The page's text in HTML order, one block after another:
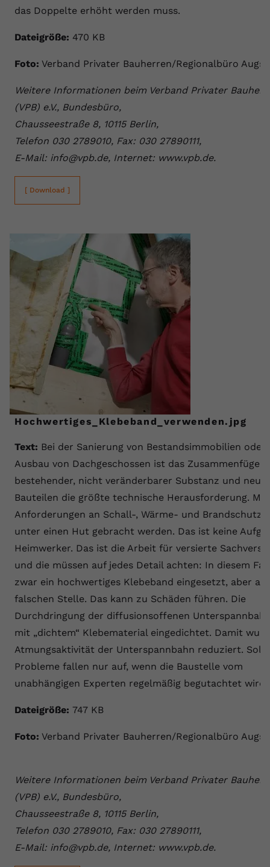
das Doppelte erhöht werden muss.
Dateigröße: 470 KB
Foto: Verband Privater Bauherren/Regionalbüro
Weitere Informationen beim Verband Privater
(VPB) e.V., Bundesbüro,
Chausseestraße 8, 10115 Berlin,
Telefon 030 2789010, Fax: 030 27890111,
E-Mail: info@vpb.de, Internet: www.vpb.de.
[ Download ]
Hochwertiges_Klebeband_verwenden.jpg
Text: Bei der Sanierung von Bestandsimmobilien oder
Ausbau von Dachgeschossen ist das Zusammenfügen
bestehender, nicht veränderbarer Substanz und
Bauteilen die größte technische Herausforderung.
Anforderungen an Schall-, Wärme- und Brandschutz
unter einen Hut gebracht werden. Das ist keine
Heimwerker. Das ist die Arbeit für versierte
und die müssen auf jedes Detail achten: In diesem
zwar ein hochwertiges Klebeband eingesetzt, aber an
falschen Stelle. Das kann zu Schäden führen. Die
Durchdringung der diffusionsoffenen
mit „dichtem“ Klebematerial eingedichtet. Damit
Atmungsaktivität der Unterspannbahn reduziert.
Probleme fallen nur auf, wenn die Baustelle vom
unabhängigen Experten regelmäßig begutachtet wird.
Dateigröße: 747 KB
Foto: Verband Privater Bauherren/Regionalbüro
Weitere Informationen beim Verband Privater
(VPB) e.V., Bundesbüro,
Chausseestraße 8, 10115 Berlin,
Telefon 030 2789010, Fax: 030 27890111,
E-Mail: info@vpb.de, Internet: www.vpb.de.